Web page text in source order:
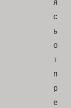
с
ь
о
т
п
р
е